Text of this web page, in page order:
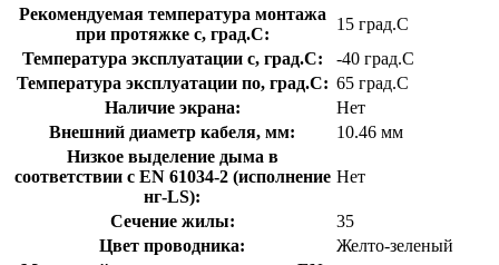
Рекомендуемая температура монтажа
при протяжке с, град.C:
15 град.C
Температура эксплуатации с, град.C:
-40 град.C
Температура эксплуатации по, град.C: 65 град.C
Наличие экрана:
Нет
Внешний диаметр кабеля, мм:
10.46 мм
Низкое выделение дыма в
соответствии с EN 61034-2 (исполнение
нг-LS):
Нет
Сечение жилы:
35
Цвет проводника:
Желто-зеленый